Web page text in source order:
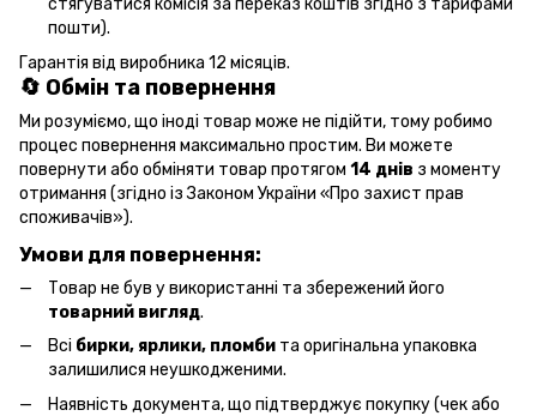
стягуватися комісія за переказ коштів згідно з тарифами
пошти).
Гарантія від виробника 12 місяців.
🔄 Обмін та повернення
Ми розуміємо, що іноді товар може не підійти, тому робимо
процес повернення максимально простим. Ви можете
повернути або обміняти товар протягом 14 днів з моменту
отримання (згідно із Законом України «Про захист прав
споживачів»).
Умови для повернення:
Товар не був у використанні та збережений його
товарний вигляд.
Всі бирки, ярлики, пломби та оригінальна упаковка
залишилися неушкодженими.
Наявність документа, що підтверджує покупку (чек або